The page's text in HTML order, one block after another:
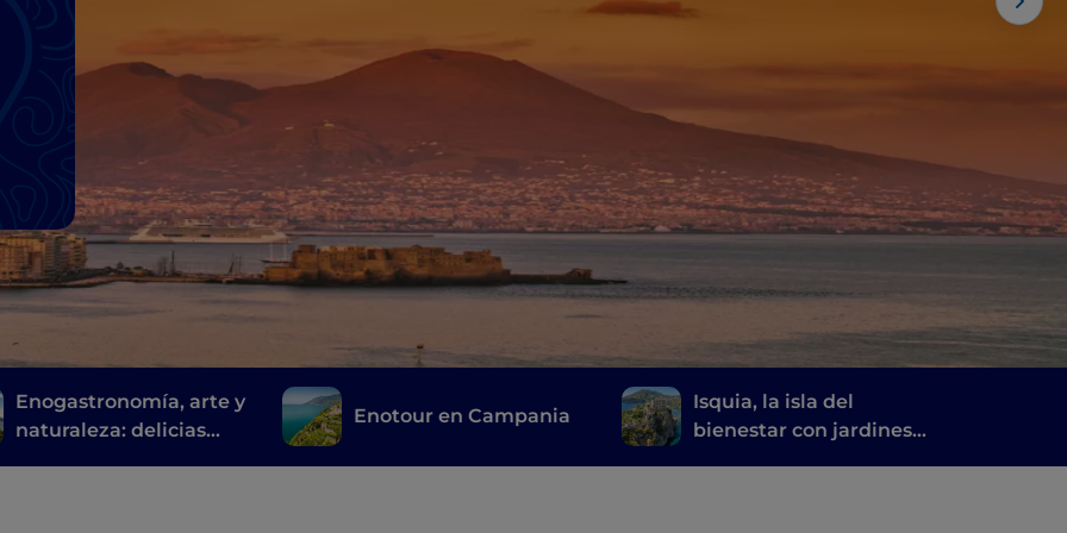
Enogastronomía, arte y
naturaleza: delicias
Enotour en Campania
Isquia, la isla del
bienestar con jardines